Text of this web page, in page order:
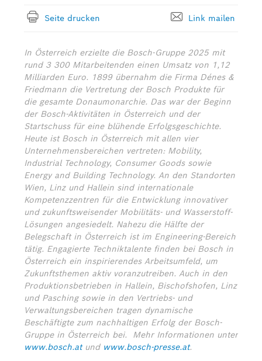
Seite drucken Link mailen
In Österreich erzielte die Bosch-Gruppe 2025 mit
rund 3 300 Mitarbeitenden einen Umsatz von 1,12
Milliarden Euro. 1899 übernahm die Firma Dénes &
Friedmann die Vertretung der Bosch Produkte für
die gesamte Donaumonarchie. Das war der Beginn
der Bosch-Aktivitäten in Österreich und der
Startschuss für eine blühende Erfolgsgeschichte.
Heute ist Bosch in Österreich mit allen vier
Unternehmensbereichen vertreten: Mobility,
Industrial Technology, Consumer Goods sowie
Energy and Building Technology. An den Standorten
Wien, Linz und Hallein sind internationale
Kompetenzzentren für die Entwicklung innovativer
und zukunftsweisender Mobilitäts- und Wasserstoff-
Lösungen angesiedelt. Nahezu die Hälfte der
Belegschaft in Österreich ist im Engineering-Bereich
tätig. Engagierte Techniktalente finden bei Bosch in
Österreich ein inspirierendes Arbeitsumfeld, um
Zukunftsthemen aktiv voranzutreiben. Auch in den
Produktionsbetrieben in Hallein, Bischofshofen, Linz
und Pasching sowie in den Vertriebs- und
Verwaltungsbereichen tragen dynamische
Beschäftigte zum nachhaltigen Erfolg der Bosch-
Gruppe in Österreich bei. Mehr Informationen unter
www.bosch.atund www.bosch-presse.at.